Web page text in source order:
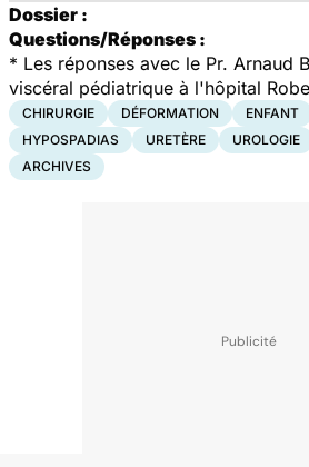
Dossier :
Questions/Réponses :
* Les réponses avec le Pr. Arnaud
viscéral pédiatrique à l'hôpital
CHIRURGIE DÉFORMATION ENFANT
HYPOSPADIAS
URETÈRE UROLOGIE
ARCHIVES